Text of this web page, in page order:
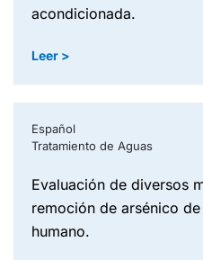
acondicionada.
Leer >
Español
Tratamiento de Aguas
evaluación de diversos minerales para la
remoción de arsénico
humano.